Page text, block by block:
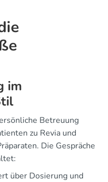
im
Betreuung
zu Revia und
Die Gespräche
über Dosierung und